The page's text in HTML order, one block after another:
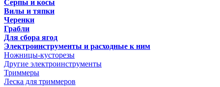
Серпы и косы
Вилы и тяпки
Черенки
Грабли
Для сбора ягод
Электроинструменты и расходные к ним
Ножницы-кусторезы
Другие электроинструменты
Триммеры
Леска для триммеров